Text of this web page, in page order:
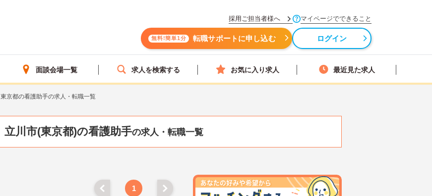
採用ご担当者様へ マイページでできること
無料!簡単1分 転職サポートに申し込む ログイン
面談会場一覧 求人を検索する お気に入り求人 最近見た求人
東京都の看護助手の求人・転職一覧
立川市(東京都)の看護助手の求人・転職一覧
1